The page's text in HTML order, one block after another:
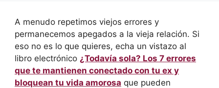
A menudo repetimos viejos errores y
permanecemos apegados a la vieja relación. Si
eso no es lo que quieres, echa un vistazo al
libro electrónico ¿Todavía sola? Los 7 errores
que te mantienen conectado con tu ex y
bloquean tu vida amorosa que pueden